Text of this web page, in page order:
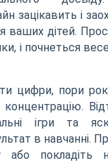
зацікавить і
ваших дітей.
і почнеться
цифри, пори
ігри та
в навчанні.
або покладіть